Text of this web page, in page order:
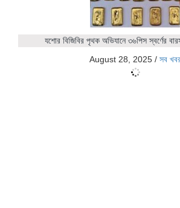
যশোর বিজিবির পৃথক অভিযানে ৩৬পিস স্বর্ণের
August 28, 2025 / সব